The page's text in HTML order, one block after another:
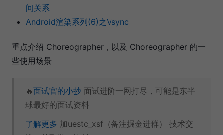
间关系
Android渲染系列(6)之Vsync
重点介绍 Choreographer，以及 Choreographer 的一
些使用场景
🔥面试官的小抄 面试进阶一网打尽，可能是东半
球最好的面试资料
了解更多 加uestc_xsf（备注掘金进群） 技术交